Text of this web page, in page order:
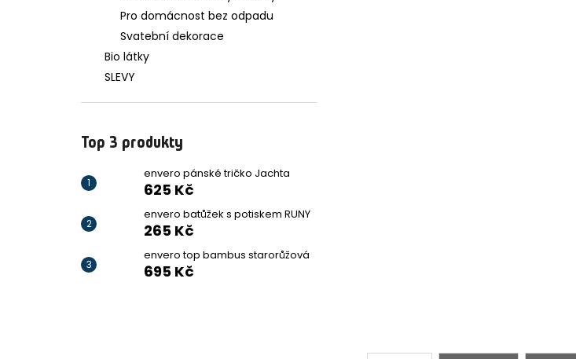
Pro domácnost bez odpadu
Svatební dekorace
Bio látky
SLEVY
Top 3 produkty
envero pánské tričko Jachta
625 Kč
envero batůžek s potiskem RUNY
265 Kč
envero top bambus starorůžová
695 Kč